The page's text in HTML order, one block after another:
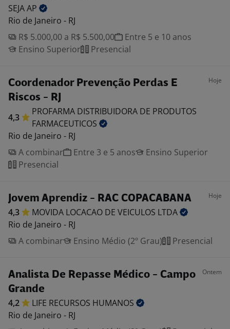
SEJAAP
Rio de Janeiro - RJ
R$ 5.000,00 a R$ 5.500,00
Entre 5 e 10 anos
Ensino Superior
Presencial
Coordenador Prevenção Perdas E
Riscos - RJ
Hoje
4,3
PROFARMA DISTRIBUIDORA DE PRODUTOS
FARMACEUTICOS
Rio de Janeiro - RJ
A combinar
Entre 3 e 5 anos
Ensino Superior
Presencial
Jovem Aprendiz - RAC COPACABANA Hoje
4,3 MOVIDA LOCACAO DE VEICULOS LTDA
Rio de Janeiro - RJ
A combinar
Ensino Médio (2º Grau) Presencial
Analista De Repasse Médico - Campo
Grande
Ontem
4,2 LIFE RECURSOS HUMANOS
Rio de Janeiro - RJ